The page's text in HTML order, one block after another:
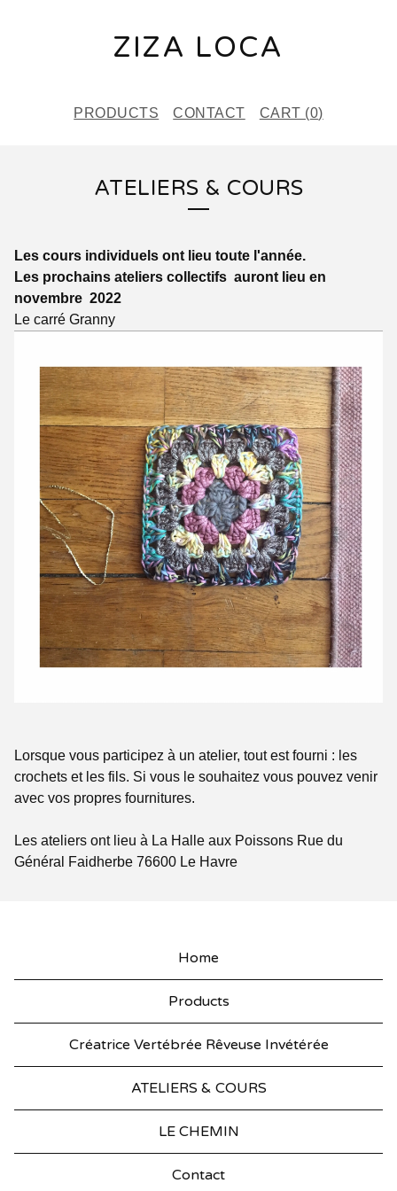
ZIZA LOCA
PRODUCTS CONTACT CART (0)
ATELIERS & COURS
Les cours individuels ont lieu toute l'année.
Les prochains ateliers collectifs auront lieu en
novembre 2022
Le carré Granny
Lorsque vous participez à un atelier, tout est fourni : les
crochets et les fils. Si vous le souhaitez vous pouvez venir
avec vos propres fournitures.
Les ateliers ont lieu à La Halle aux Poissons Rue du
Général Faidherbe 76600 Le Havre
Home
Products
Créatrice Vertébrée Rêveuse Invétérée
ATELIERS & COURS
LE CHEMIN
Contact